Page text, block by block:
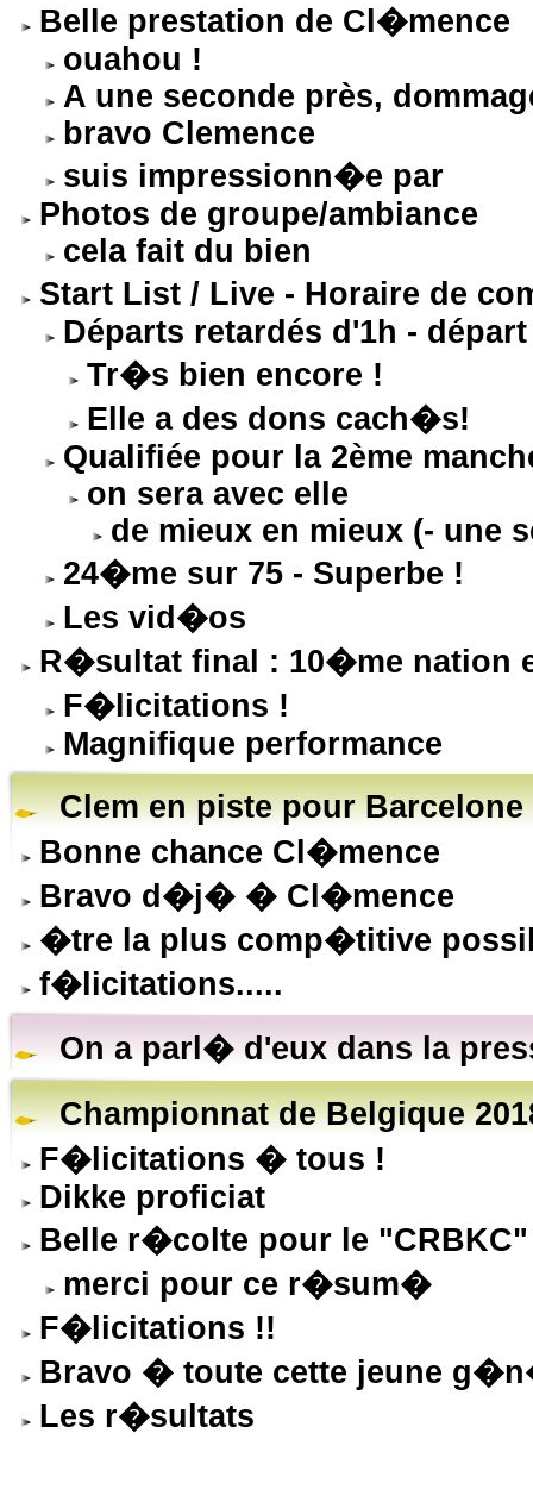
Belle prestation de Cl�mence
ouahou !
A une seconde près,
bravo Clemence
suis impressionn�e par
Photos de groupe/ambiance
cela fait du bien
Start List / Live - Horaire de
Départs retardés d'1h -
Tr�s bien encore !
Elle a des dons cach�s!
Qualifiée pour la 2ème
on sera avec elle
de mieux en mieux (- une
24�me sur 75 - Superbe !
Les vid�os
R�sultat final : 10�me nation
F�licitations !
Magnifique performance
Clem en piste pour Barcelone
Bonne chance Cl�mence
Bravo d�j� � Cl�mence
�tre la plus comp�titive
f�licitations.....
On a parl� d'eux dans la
Championnat de Belgique
F�licitations � tous !
Dikke proficiat
Belle r�colte pour le
merci pour ce r�sum�
F�licitations !!
Bravo � toute cette jeune
Les r�sultats